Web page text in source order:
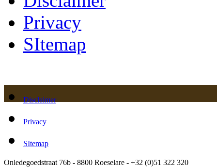
Privacy
SItemap
Disclaimer
Privacy
SItemap
Onledegoedstraat 76b - 8800 Roeselare - +32 (0)51 322 320